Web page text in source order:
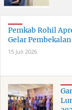
Pemkab Rohil
Gelar
15 Juli 2026